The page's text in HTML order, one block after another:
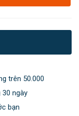
trên 50.000
ngày
bạn